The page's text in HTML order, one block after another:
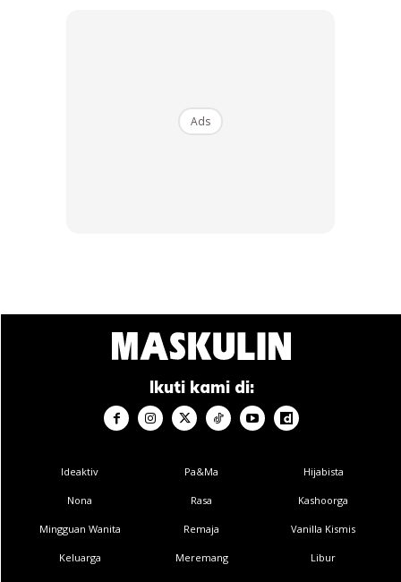
Ads
Ikuti kami di:
Ideaktiv
Nona
Mingguan Wanita
Keluarga
Pa&Ma
Rasa
Remaja
Meremang
Hijabista
Kashoorga
Vanilla Kismis
Libur